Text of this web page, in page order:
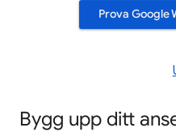
Prova Google
Bygg upp ditt